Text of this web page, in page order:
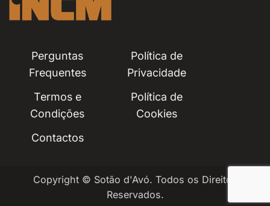
Perguntas
Frequentes
Política de
Privacidade
Termos e
Condições
Política de
Cookies
Contactos
Copyright © Sotão d'Avó. Todos os Direitos
Reservados.